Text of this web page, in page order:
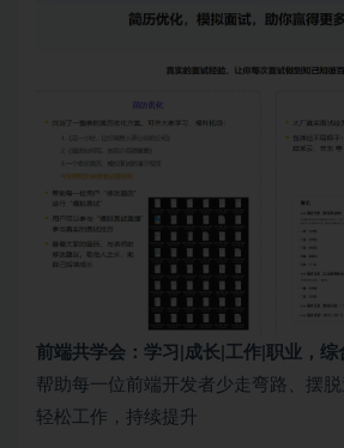
前端共学会：学习|成长|工作|职业，综
帮助每一位前端开发者少走弯路、摆脱
轻松⼯作，持续提升